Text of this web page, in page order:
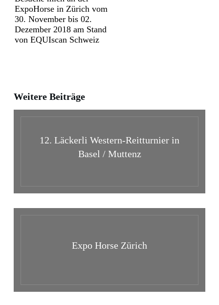
ExpoHorse in Zürich vom
30. November bis 02.
Dezember 2018 am Stand
von EQUIscan Schweiz
Weitere Beiträge
12. Läckerli Western-Reitturnier in
Basel / Muttenz
Expo Horse Zürich